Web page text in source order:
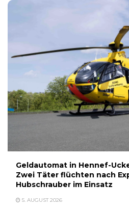
Geldautomat in Hennef-
Zwei Täter flüchten nach
Hubschrauber im Einsatz
5. AUGUST 2026